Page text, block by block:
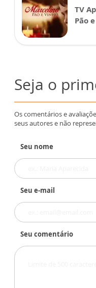
TV
Pão
Seja o
Os comentários e
seus autores e não
Seu nome
Seu e-mail
Seu comentário